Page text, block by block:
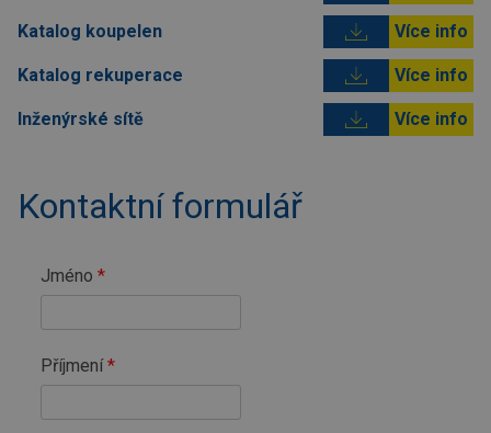
Katalog koupelen Více info
Katalog rekuperace Více info
Inženýrské sítě Více info
Kontaktní formulář
Jméno
Příjmení